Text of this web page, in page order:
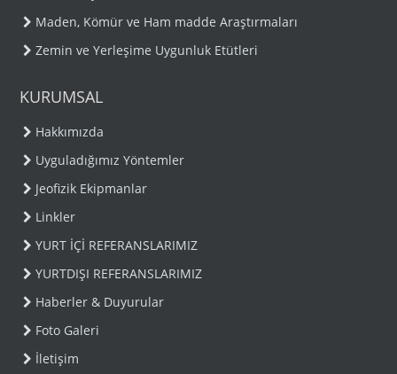
Maden, Kömür ve Ham madde Araştırmaları
Zemin ve Yerleşime Uygunluk Etütleri
KURUMSAL
Hakkımızda
Uyguladığımız Yöntemler
Jeofizik Ekipmanlar
Linkler
YURT İÇİ REFERANSLARIMIZ
YURTDIŞI REFERANSLARIMIZ
Haberler & Duyurular
Foto Galeri
İletişim